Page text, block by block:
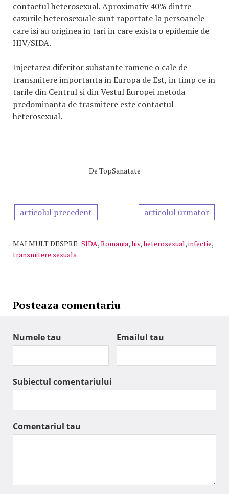
contactul heterosexual. Aproximativ 40% dintre
cazurile heterosexuale sunt raportate la persoanele
care isi au originea in tari in care exista o epidemie de
HIV/SIDA.
Injectarea diferitor substante ramene o cale de
transmitere importanta in Europa de Est, in timp ce in
tarile din Centrul si din Vestul Europei metoda
predominanta de trasmitere este contactul
heterosexual.
De TopSanatate
articolul precedent articolul urmator
MAI MULT DESPRE: SIDA,Romania,hiv,heterosexual,infectie,
transmitere sexuala
Posteaza comentariu
Numele tau Emailul tau
Subiectul comentariului
Comentariul tau